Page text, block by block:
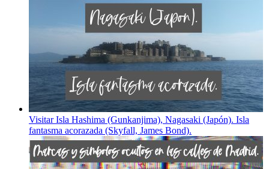
Visitar Isla Hashima (Gunkanjima), Nagasaki (Japón). Isla
fantasma acorazada (Skyfall, James Bond).